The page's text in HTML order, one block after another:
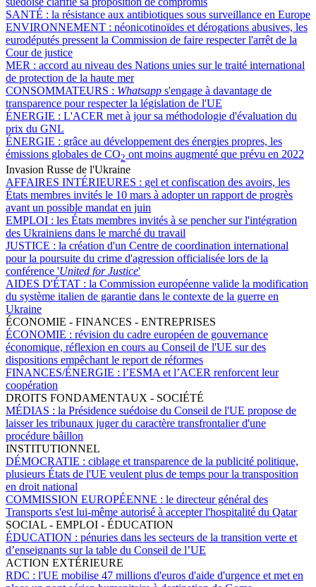
SANTÉ : la résistance aux antibiotiques sous surveillance en Europe
ENVIRONNEMENT : néonicotinoïdes et dérogations abusives, les
eurodéputés pressent la Commission de faire respecter l'arrêt de la
Cour de justice
MER : accord au niveau des Nations unies sur le traité international
de protection de la haute mer
CONSOMMATEURS : Whatsapp s'engage à davantage de
transparence pour respecter la législation de l'UE
ÉNERGIE : L'ACER met à jour sa méthodologie d'évaluation du
prix du GNL
ÉNERGIE : grâce au développement des énergies propres, les
émissions globales de CO2 ont moins augmenté que prévu en 2022
Invasion Russe de l'Ukraine
AFFAIRES INTÉRIEURES : gel et confiscation des avoirs, les
États membres invités le 10 mars à adopter un rapport de progrès
avant un possible mandat en juin
EMPLOI : les États membres invités à se pencher sur l'intégration
des Ukrainiens dans le marché du travail
JUSTICE : la création d'un Centre de coordination international
pour la poursuite du crime d'agression officialisée lors de la
conférence 'United for Justice'
AIDES D'ÉTAT : la Commission européenne valide la modification
du système italien de garantie dans le contexte de la guerre en
Ukraine
ÉCONOMIE - FINANCES - ENTREPRISES
ÉCONOMIE : révision du cadre européen de gouvernance
économique, réflexion en cours au Conseil de l'UE sur des
dispositions empêchant le report de réformes
FINANCES/ÉNERGIE : l’ESMA et l’ACER renforcent leur
coopération
DROITS FONDAMENTAUX - SOCIÉTÉ
MÉDIAS : la Présidence suédoise du Conseil de l'UE propose de
laisser les tribunaux juger du caractère transfrontalier d'une
procédure bâillon
INSTITUTIONNEL
DÉMOCRATIE : ciblage et transparence de la publicité politique,
plusieurs États de l'UE veulent plus de temps pour la transposition
en droit national
COMMISSION EUROPÉENNE : le directeur général des
Transports s'est lui-même autorisé à accepter l'hospitalité du Qatar
SOCIAL - EMPLOI - ÉDUCATION
ÉDUCATION : pénuries dans les secteurs de la transition verte et
d’enseignants sur la table du Conseil de l’UE
ACTION EXTÉRIEURE
RDC : l'UE mobilise 47 millions d'euros d'aide d'urgence et met en